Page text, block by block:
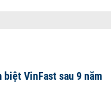
biệt VinFast sau 9 năm